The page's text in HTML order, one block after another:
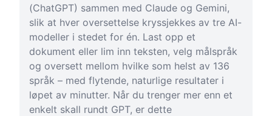
(ChatGPT) sammen med Claude og Gemini,
slik at hver oversettelse kryssjekkes av tre AI-
modeller i stedet for én. Last opp et
dokument eller lim inn teksten, velg målspråk
og oversett mellom hvilke som helst av 136
språk – med flytende, naturlige resultater i
løpet av minutter. Når du trenger mer enn et
enkelt skall rundt GPT, er dette